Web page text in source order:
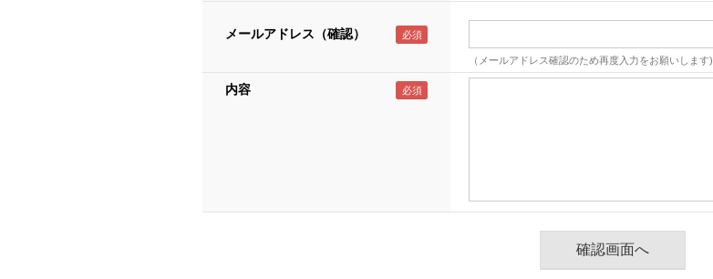
メールアドレス（確認）
（メールアドレス確認のため再度入力をお願いします)
内容